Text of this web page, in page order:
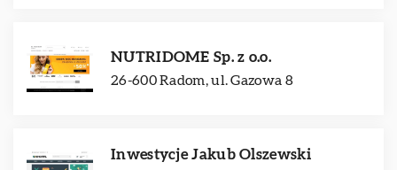
NUTRIDOME Sp. z o.o.
26-600 Radom, ul. Gazowa 8
Inwestycje Jakub Olszewski